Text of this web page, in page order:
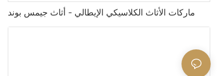
ماركات الأثاث الكلاسيكي الإيطالي - أثاث جيمس بوند